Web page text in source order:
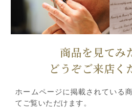
商品を見てみ
どうぞご来店く
ホームページに掲載されている
てご覧いただけます。